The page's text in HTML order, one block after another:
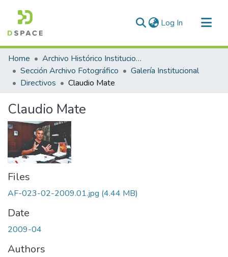
Log In (current)
Communities & Collections
All of DSpace
Statistics
Home
Archivo Histórico Institucional
Sección Archivo Fotográfico
Galería Institucional
Directivos
Claudio Mate
Claudio Mate
Files
AF-023-02-2009.01.jpg (4.44 MB)
Date
2009-04
Authors